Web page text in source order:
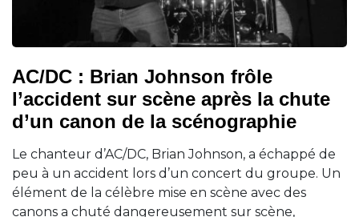
AC/DC : Brian Johnson frôle
l’accident sur scène après la chute
d’un canon de la scénographie
Le chanteur d’AC/DC, Brian Johnson, a échappé de
peu à un accident lors d’un concert du groupe. Un
élément de la célèbre mise en scène avec des
canons a chuté dangereusement sur scène,